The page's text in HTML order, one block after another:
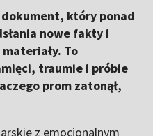
który ponad
nowe fakty i
To
traumie i próbie
prom zatonął,
z emocjonalnym